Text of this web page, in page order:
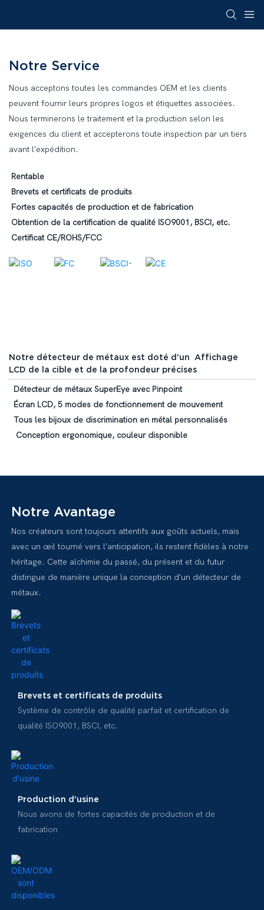
Notre Service
Nous acceptons toutes les commandes OEM et les clients
peuvent fournir leurs propres logos et étiquettes associées.
Nous terminerons le traitement et la production selon les
exigences du client et accepterons toute inspection par un tiers
avant l'expédition.
Rentable
Brevets et certificats de produits
Fortes capacités de production et de fabrication
Obtention de la certification de qualité ISO9001, BSCI, etc.
Certificat CE/ROHS/FCC
Notre détecteur de métaux est doté d'un Affichage
LCD de la cible et de la profondeur précises
Détecteur de métaux SuperEye avec Pinpoint
Écran LCD, 5 modes de fonctionnement de mouvement
Tous les bijoux de discrimination en métal personnalisés
Conception ergonomique, couleur disponible
Notre Avantage
Nos créateurs sont toujours attentifs aux goûts actuels, mais
avec un œil tourné vers l'anticipation, ils restent fidèles à notre
héritage. Cette alchimie du passé, du présent et du futur
distingue de manière unique la conception d'un détecteur de
métaux.
Brevets et certificats de produits
Système de contrôle de qualité parfait et certification de
qualité ISO9001, BSCI, etc.
Production d'usine
Nous avons de fortes capacités de production et de
fabrication